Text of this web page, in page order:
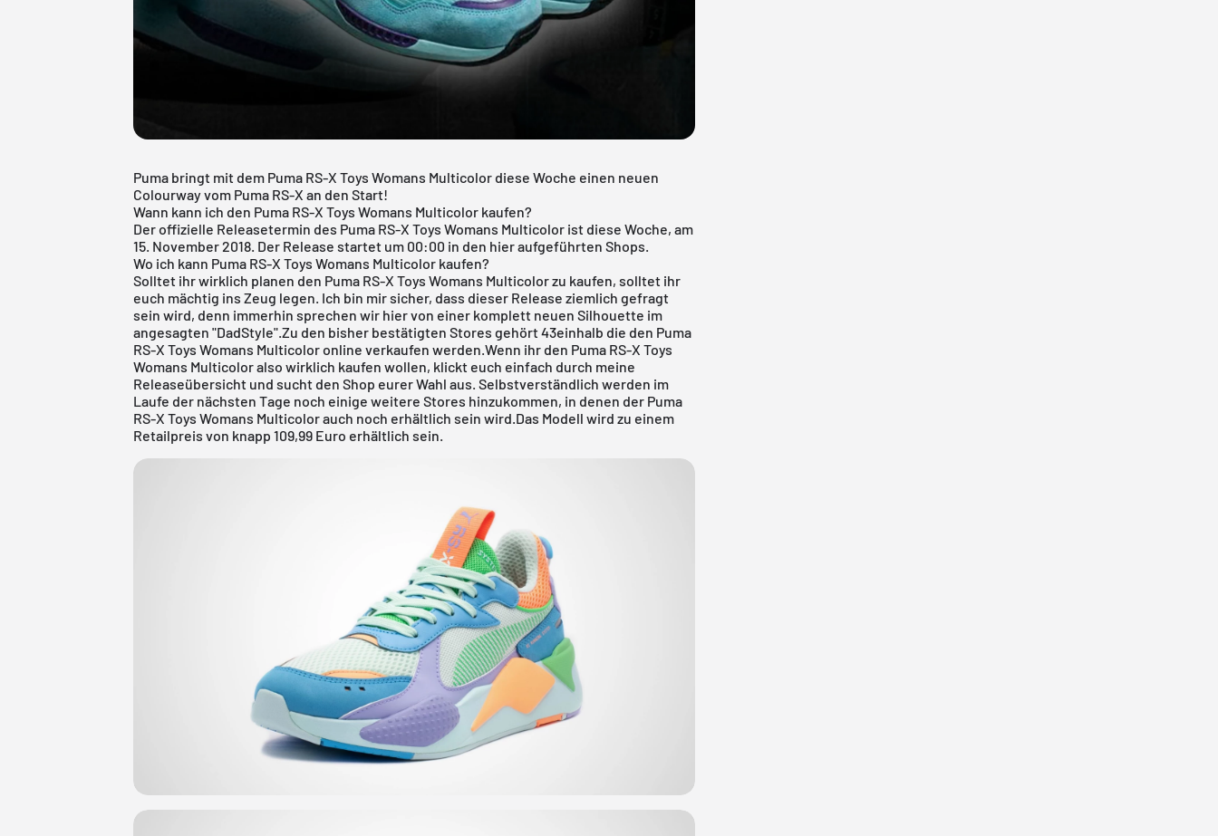
Puma bringt mit dem Puma RS-X Toys Womans Multicolor diese Woche einen neuen
Colourway vom Puma RS-X an den Start!
Wann kann ich den Puma RS-X Toys Womans Multicolor kaufen?
Der offizielle Releasetermin des Puma RS-X Toys Womans Multicolor ist diese Woche, am
15. November 2018. Der Release startet um 00:00 in den hier aufgeführten Shops.
Wo ich kann Puma RS-X Toys Womans Multicolor kaufen?
Solltet ihr wirklich planen den Puma RS-X Toys Womans Multicolor zu kaufen, solltet ihr
euch mächtig ins Zeug legen. Ich bin mir sicher, dass dieser Release ziemlich gefragt
sein wird, denn immerhin sprechen wir hier von einer komplett neuen Silhouette im
angesagten "DadStyle".Zu den bisher bestätigten Stores gehört 43einhalb die den Puma
RS-X Toys Womans Multicolor online verkaufen werden.Wenn ihr den Puma RS-X Toys
Womans Multicolor also wirklich kaufen wollen, klickt euch einfach durch meine
Releaseübersicht und sucht den Shop eurer Wahl aus. Selbstverständlich werden im
Laufe der nächsten Tage noch einige weitere Stores hinzukommen, in denen der Puma
RS-X Toys Womans Multicolor auch noch erhältlich sein wird.Das Modell wird zu einem
Retailpreis von knapp 109,99 Euro erhältlich sein.